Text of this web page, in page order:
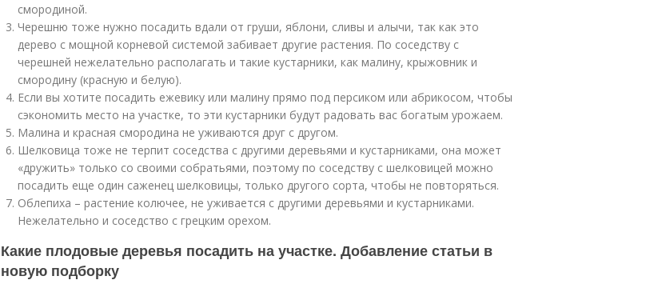
смородиной.
Черешню тоже нужно посадить вдали от груши, яблони, сливы и алычи, так как это
дерево с мощной корневой системой забивает другие растения. По соседству с
черешней нежелательно располагать и такие кустарники, как малину, крыжовник и
смородину (красную и белую).
Если вы хотите посадить ежевику или малину прямо под персиком или абрикосом, чтобы
сэкономить место на участке, то эти кустарники будут радовать вас богатым урожаем.
Малина и красная смородина не уживаются друг с другом.
Шелковица тоже не терпит соседства с другими деревьями и кустарниками, она может
«дружить» только со своими собратьями, поэтому по соседству с шелковицей можно
посадить еще один саженец шелковицы, только другого сорта, чтобы не повторяться.
Облепиха – растение колючее, не уживается с другими деревьями и кустарниками.
Нежелательно и соседство с грецким орехом.
Какие плодовые деревья посадить на участке. Добавление статьи в
новую подборку